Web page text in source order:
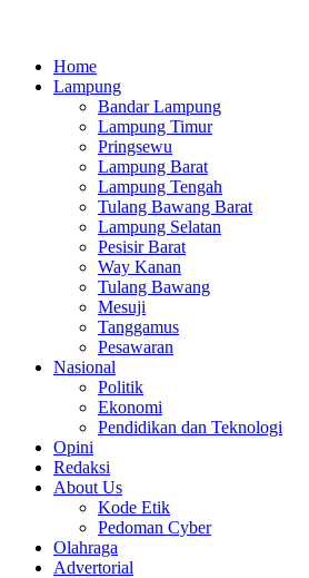
Home
Lampung
Bandar Lampung
Lampung Timur
Pringsewu
Lampung Barat
Lampung Tengah
Tulang Bawang Barat
Lampung Selatan
Pesisir Barat
Way Kanan
Tulang Bawang
Mesuji
Tanggamus
Pesawaran
Nasional
Politik
Ekonomi
Pendidikan dan Teknologi
Opini
Redaksi
About Us
Kode Etik
Pedoman Cyber
Olahraga
Advertorial